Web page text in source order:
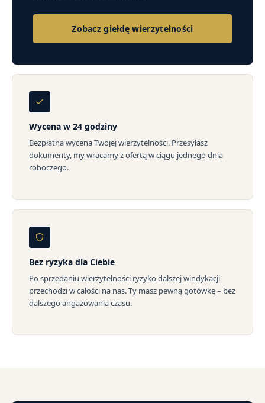
Zobacz giełdę wierzytelności
Wycena w 24 godziny
Bezpłatna wycena Twojej wierzytelności. Przesyłasz
dokumenty, my wracamy z ofertą w ciągu jednego dnia
roboczego.
Bez ryzyka dla Ciebie
Po sprzedaniu wierzytelności ryzyko dalszej windykacji
przechodzi w całości na nas. Ty masz pewną gotówkę – bez
dalszego angażowania czasu.